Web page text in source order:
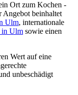
Ort zum Kochen -
Angebot beinhaltet
Ulm, internationale
in Ulm sowie einen
Wert auf eine
unbeschädigt